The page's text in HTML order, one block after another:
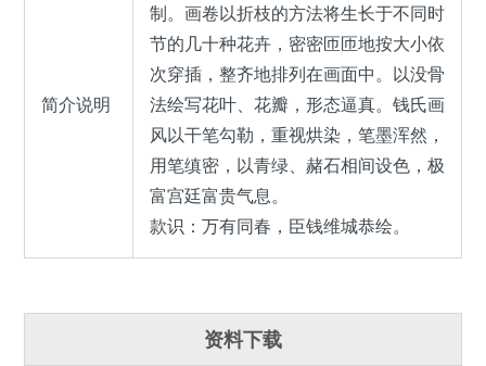
简介说明
制。画卷以折枝的方法将生长于不同时
节的几十种花卉，密密匝匝地按大小依
次穿插，整齐地排列在画面中。以没骨
法绘写花叶、花瓣，形态逼真。钱氏画
风以干笔勾勒，重视烘染，笔墨浑然，
用笔缜密，以青绿、赭石相间设色，极
富宫廷富贵气息。
款识：万有同春，臣钱维城恭绘。
资料下载